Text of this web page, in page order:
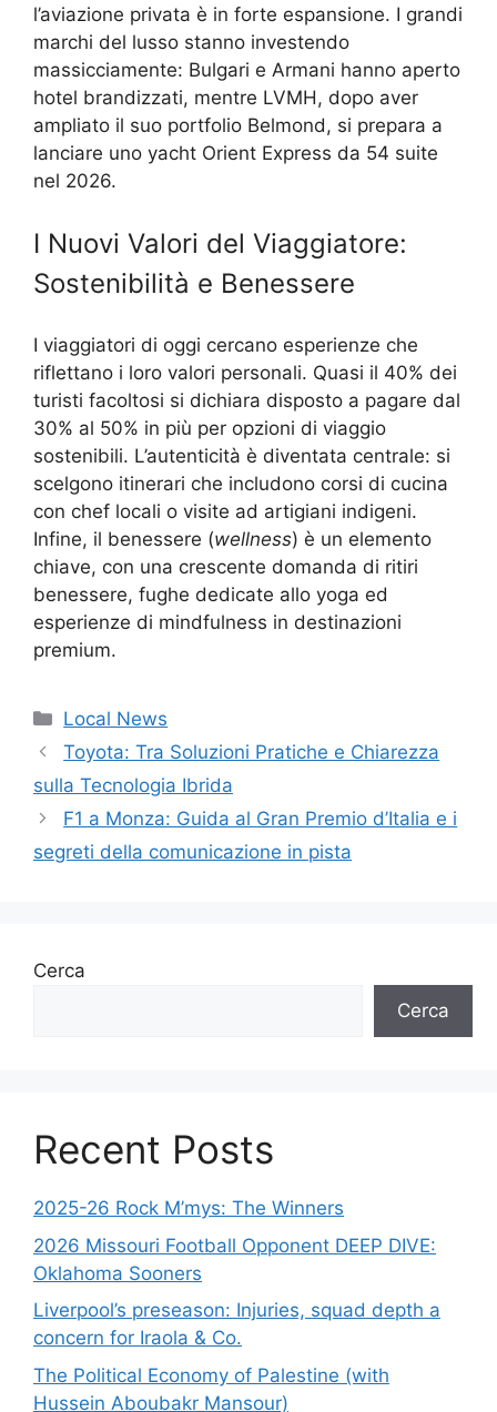
l’aviazione privata è in forte espansione. I grandi
marchi del lusso stanno investendo
massicciamente: Bulgari e Armani hanno aperto
hotel brandizzati, mentre LVMH, dopo aver
ampliato il suo portfolio Belmond, si prepara a
lanciare uno yacht Orient Express da 54 suite
nel 2026.
I Nuovi Valori del Viaggiatore:
Sostenibilità e Benessere
I viaggiatori di oggi cercano esperienze che
riflettano i loro valori personali. Quasi il 40% dei
turisti facoltosi si dichiara disposto a pagare dal
30% al 50% in più per opzioni di viaggio
sostenibili. L’autenticità è diventata centrale: si
scelgono itinerari che includono corsi di cucina
con chef locali o visite ad artigiani indigeni.
Infine, il benessere (wellness) è un elemento
chiave, con una crescente domanda di ritiri
benessere, fughe dedicate allo yoga ed
esperienze di mindfulness in destinazioni
premium.
Categorie
Local News
Toyota: Tra Soluzioni Pratiche e Chiarezza
sulla Tecnologia Ibrida
F1 a Monza: Guida al Gran Premio d’Italia e i
segreti della comunicazione in pista
Cerca
Cerca
Recent Posts
2025-26 Rock M’mys: The Winners
2026 Missouri Football Opponent DEEP DIVE:
Oklahoma Sooners
Liverpool’s preseason: Injuries, squad depth a
concern for Iraola & Co.
The Political Economy of Palestine (with
Hussein Aboubakr Mansour)